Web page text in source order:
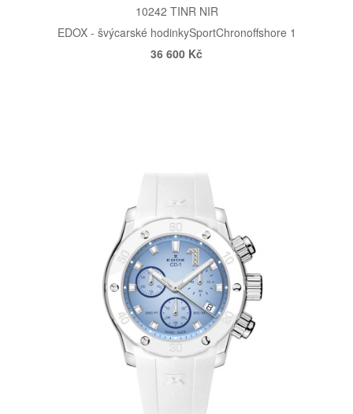
10242 TINR NIR
EDOX - švýcarské hodinkySportChronoffshore 1
36 600 Kč